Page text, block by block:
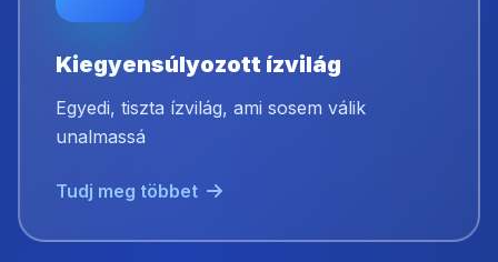
Kiegyensúlyozott ízvilág
Egyedi, tiszta ízvilág, ami sosem válik
unalmassá
Tudj meg többet